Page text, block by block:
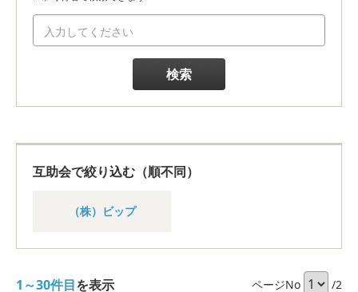
検索
互助会で絞り込む（順不同）
（株）ビップ
1～30件目を表示 ページNo /2